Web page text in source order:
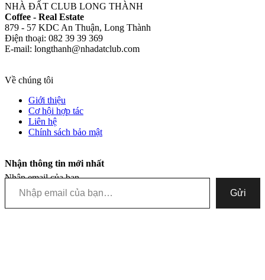
NHÀ ĐẤT CLUB LONG THÀNH
Coffee - Real Estate
879 - 57 KDC An Thuận, Long Thành
Điện thoại: 082 39 39 369
E-mail: longthanh@nhadatclub.com
Về chúng tôi
Giới thiệu
Cơ hội hợp tác
Liên hệ
Chính sách bảo mật
Nhận thông tin mới nhất
Nhập email của bạn…
Gửi